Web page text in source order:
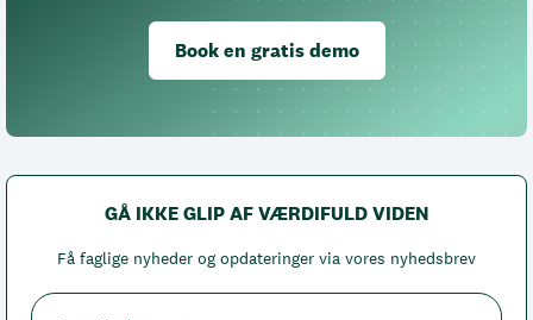
Book en gratis demo
GÅ IKKE GLIP AF VÆRDIFULD VIDEN
Få faglige nyheder og opdateringer via vores nyhedsbrev